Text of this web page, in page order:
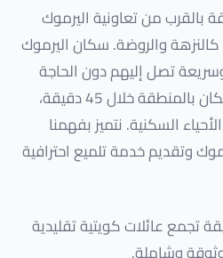
بالقرب من تعاونية اليرموك
والروضة. سكان اليرموك
تصل إليهم دون الحاجة
للتنقل. نصل إليك في أي مكان بالمنطقة خلال 45 دقيقة،
السكنية. نتميز بفهمنا
وتقديم خدمة تلميع احترافية
تجمع عائلات كويتية تقليدية